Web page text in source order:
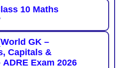
10 Maths
(World GK –
Capitals &
Exam 2026